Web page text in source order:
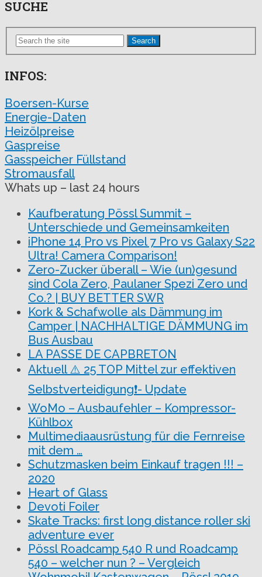
SUCHE
Search
INFOS:
Boersen-Kurse
Energie-Daten
Heizölpreise
Gaspreise
Gasspeicher Füllstand
Stromausfall
Whats up – last 24 hours
Kaufberatung Pössl Summit –
Unterschiede und Gemeinsamkeiten
iPhone 14 Pro vs Pixel 7 Pro vs Galaxy S22
Ultra! Camera Comparison!
Zero-Zucker überall – Wie (un)gesund
sind Cola Zero, Paulaner Spezi Zero und
Co.? | BUY BETTER SWR
Kork & Schafwolle als Dämmung im
Camper | NACHHALTIGE DÄMMUNG im
Bus Ausbau
LA PASSE DE CAPBRETON
Aktuell ⚠️ 25 TOP Mittel zur effektiven
Selbstverteidigung❗- Update
WoMo – Ausbaufehler – Kompressor-
Kühlbox
Multimediaausrüstung für die Fernreise
mit dem …
Schutzmasken beim Einkauf tragen !!! –
2020
Heart of Glass
Devoti Foiler
Skate Tracks: first long distance roller ski
adventure ever
Pössl Roadcamp 540 R und Roadcamp
540 – welcher nun ? – Vergleich